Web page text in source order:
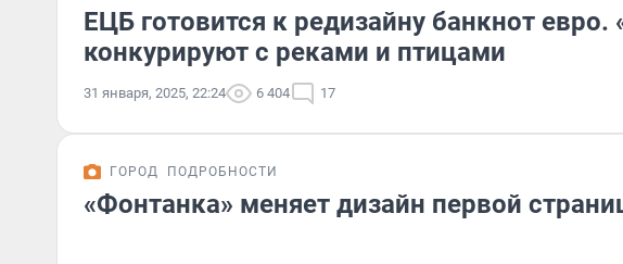
ЕЦБ готовится к редизайну банкнот
конкурируют с реками и птицами
31 января, 2025, 22:24 6 404 17
ГОРОД ПОДРОБНОСТИ
«Фонтанка» меняет дизайн первой